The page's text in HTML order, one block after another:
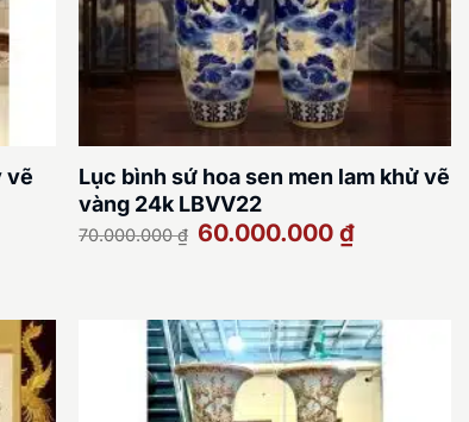
vẽ
Lục bình sứ hoa sen men lam khử vẽ
vàng 24k LBVV22
70.000.000₫ Giá
gốc
60.000.000₫Giá